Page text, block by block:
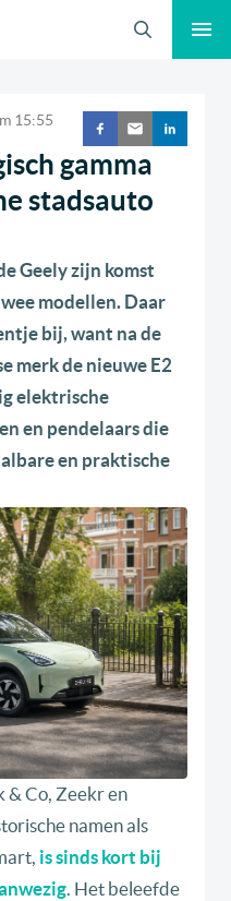
15:55
gamma
stadsauto
Geely zijn komst
modellen. Daar
bij, want na de
merk de nieuwe E2
elektrische
en pendelaars die
en praktische
& Co, Zeekr en
namen als
is sinds kort bij
. Het beleefde